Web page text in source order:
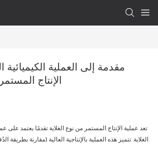
مقدمة إلى العملية
الإنتاج
تعد عملية الإنتاج المستمر من نوع الغلاية تقدمًا يعتمد على
الغلاية. تتميز هذه العملية بالإنتاجية العالية (مقارنة بطريقة